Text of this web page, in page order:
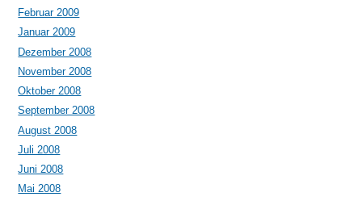
Februar 2009
Januar 2009
Dezember 2008
November 2008
Oktober 2008
September 2008
August 2008
Juli 2008
Juni 2008
Mai 2008